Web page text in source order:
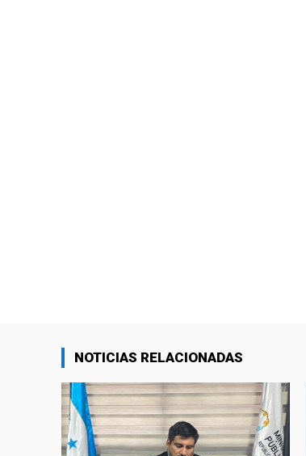
NOTICIAS RELACIONADAS